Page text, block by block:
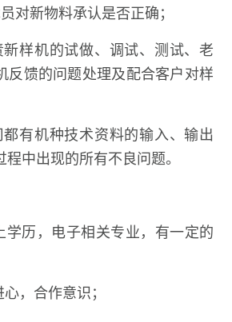
对新物料承认是否正确；
样机的试做、调试、测试、老
反馈的问题处理及配合客户对样
有机种技术资料的输入、输出
中出现的所有不良问题。
学历，电子相关专业，有一定的
，合作意识；